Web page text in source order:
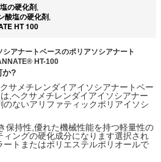
の硬化剤,
酸塩の硬化剤,
HT 100
アナートベースのポリアソシアナート
HT-100
か?
サメチレンダイアイソシアナートベー
,ヘクサメチレンダイアイソシアナー
のないアリファティックポリアイソシ
保持性,優れた機械性能を持つ軽量性の
ングの硬化成分になります選択され
トまたはポリエステルポリオールで